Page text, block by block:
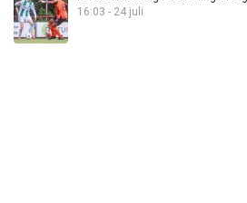
16:03 - 24 juli